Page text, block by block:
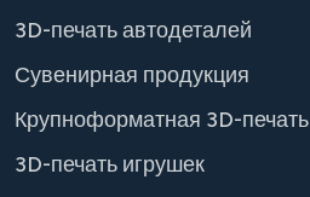
3D-печать автодеталей
Сувенирная продукция
Крупноформатная 3D-печать
3D-печать игрушек